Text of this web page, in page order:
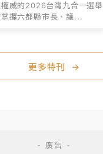
威的2026台灣九合一選舉
握六都縣市長、議...
更多特刊 →